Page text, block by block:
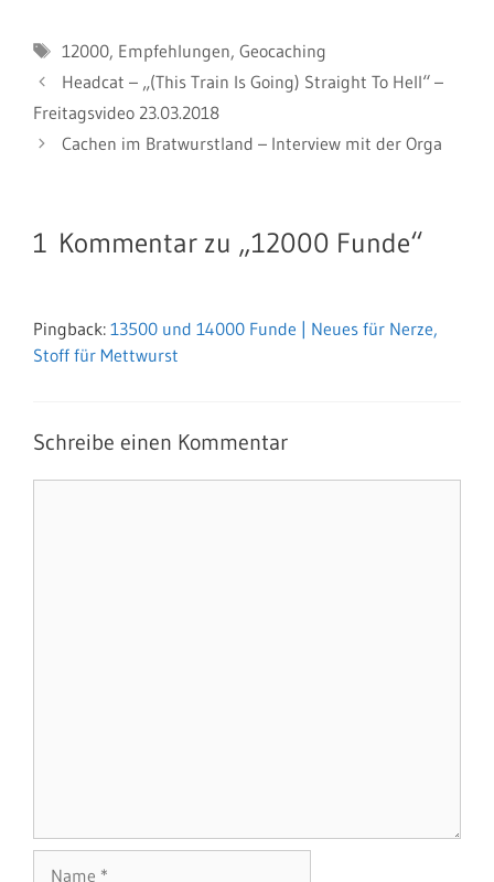
Schlagwörter
12000, Empfehlungen, Geocaching
Headcat – „(This Train Is Going) Straight To Hell“ –
Freitagsvideo 23.03.2018
Cachen im Bratwurstland – Interview mit der Orga
1 Kommentar zu „12000 Funde“
Pingback: 13500 und 14000 Funde | Neues für Nerze,
Stoff für Mettwurst
Schreibe einen Kommentar